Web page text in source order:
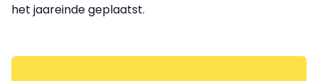
het jaareinde geplaatst.